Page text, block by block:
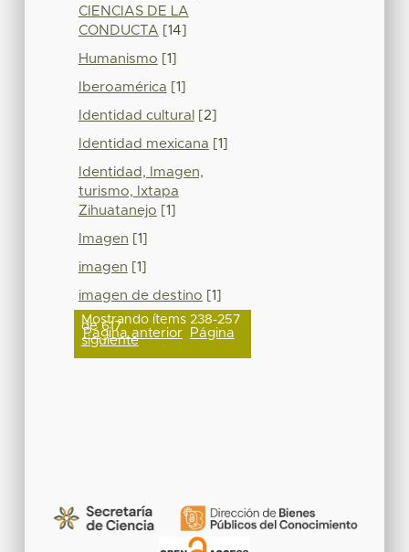
CIENCIAS DE LA
CONDUCTA [14]
Humanismo [1]
Iberoamérica [1]
Identidad cultural [2]
Identidad mexicana [1]
Identidad, Imagen,
turismo, Ixtapa
Zihuatanejo [1]
Imagen [1]
imagen [1]
imagen de destino [1]
Mostrando ítems 238-257
de 617
Página anterior Página
siguiente